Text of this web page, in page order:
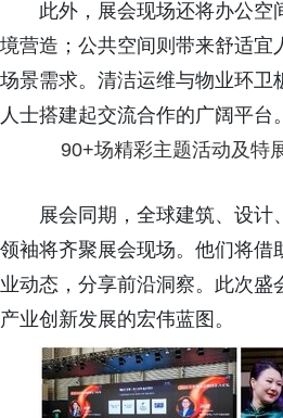
此外，展会现场还将办公
境营造；公共空间则带来舒适
场景需求。清洁运维与物业环
人士搭建起交流合作的广阔平台。
90+场精彩主题活动及特
展会同期，全球建筑、设
领袖将齐聚展会现场。他们将
业动态，分享前沿洞察。此次
产业创新发展的宏伟蓝图。